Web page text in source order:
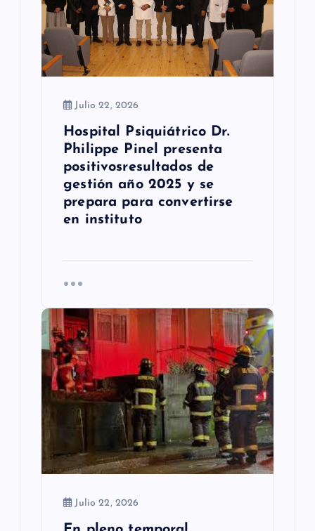
Julio 22, 2026
Hospital Psiquiátrico Dr.
Philippe Pinel presenta
positivosresultados de
gestión año 2025 y se
prepara para convertirse
en instituto
Julio 22, 2026